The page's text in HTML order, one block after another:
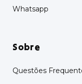
Whatsapp
Sobre
Questões